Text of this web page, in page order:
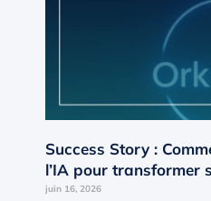
Success Story :
l’IA pour transformer
interne en moteur de
juin 16, 2026